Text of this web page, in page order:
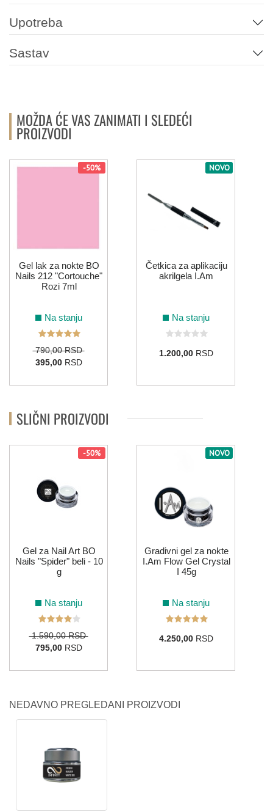
Upotreba
Sastav
MOŽDA ĆE VAS ZANIMATI I SLEDEĆI
PROIZVODI
-50%
Gel lak za nokte BO
Nails 212 "Cortouche"
Rozi 7ml
Na stanju
790,00 RSD
395,00RSD
NOVO
Četkica za aplikaciju
akrilgela I.Am
Na stanju
1.200,00RSD
SLIČNI PROIZVODI
-50%
Gel za Nail Art BO
Nails "Spider" beli - 10
g
Na stanju
1.590,00 RSD
795,00RSD
NOVO
Gradivni gel za nokte
I.Am Flow Gel Crystal
I 45g
Na stanju
4.250,00RSD
NEDAVNO PREGLEDANI PROIZVODI